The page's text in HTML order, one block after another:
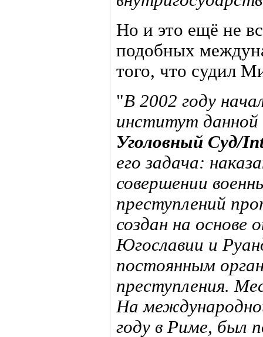
Но и это ещё не
подобных
того, что судил
"В 2002 году
институт
Уголовный Суд/
его задача:
совершении
преступлений
создан на
Югославии и
постоянным
преступления.
На
году в Риме, был